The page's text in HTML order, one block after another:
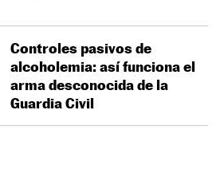
Controles pasivos de
alcoholemia: así funciona el
arma desconocida de la
Guardia Civil